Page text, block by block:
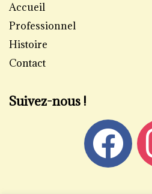
Accueil
Professionnel
Histoire
Contact
Suivez-nous !